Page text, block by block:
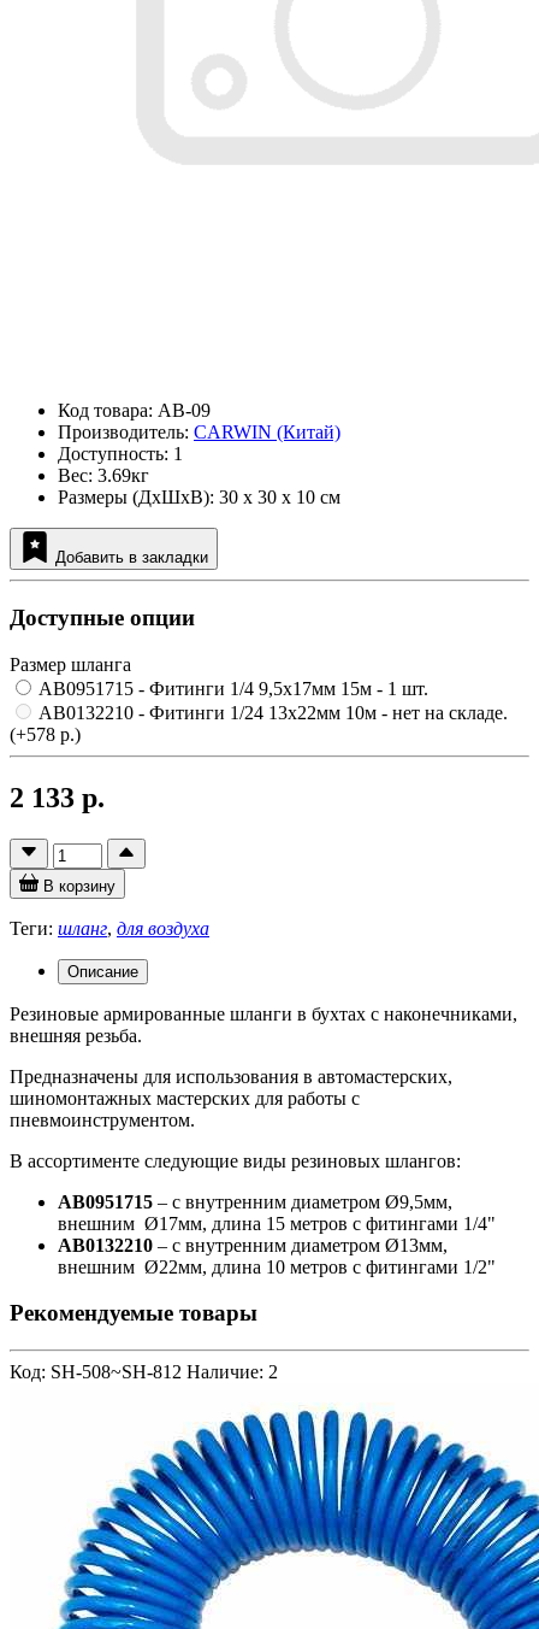
Код товара: AB-09
Производитель: CARWIN (Китай)
Доступность: 1
Вес: 3.69кг
Размеры (ДxШxВ): 30 x 30 x 10 см
Добавить в закладки
Доступные опции
Размер шланга
AB0951715 - Фитинги 1/4 9,5x17мм 15м - 1 шт.
AB0132210 - Фитинги 1/24 13x22мм 10м - нет на складе.
(+578 р.)
2 133 р.
В корзину
Теги: шланг, для воздуха
Описание
Резиновые армированные шланги в бухтах с наконечниками,
внешняя резьба.
Предназначены для использования в автомастерских,
шиномонтажных мастерских для работы с
пневмоинструментом.
В ассортименте следующие виды резиновых шлангов:
AB0951715 – с внутренним диаметром Ø9,5мм,
внешним Ø17мм, длина 15 метров с фитингами 1/4"
AB0132210 – с внутренним диаметром Ø13мм,
внешним Ø22мм, длина 10 метров с фитингами 1/2"
Рекомендуемые товары
Код: SH-508~SH-812 Наличие: 2